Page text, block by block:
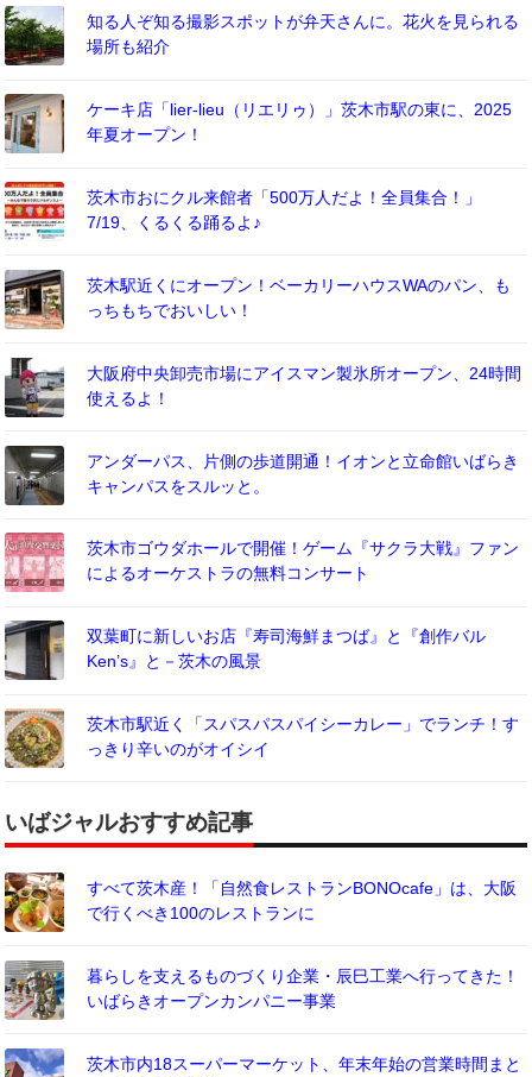
知る人ぞ知る撮影スポットが弁天さんに。花火を見られる
場所も紹介
ケーキ店「lier-lieu（リエリゥ）」茨木市駅の東に、2025
年夏オープン！
茨木市おにクル来館者「500万人だよ！全員集合！」
7/19、くるくる踊るよ♪
茨木駅近くにオープン！ベーカリーハウスWAのパン、も
っちもちでおいしい！
大阪府中央卸売市場にアイスマン製氷所オープン、24時間
使えるよ！
アンダーパス、片側の歩道開通！イオンと立命館いばらき
キャンパスをスルッと。
茨木市ゴウダホールで開催！ゲーム『サクラ大戦』ファン
によるオーケストラの無料コンサート
双葉町に新しいお店『寿司海鮮まつば』と『創作バル
Ken’s』と－茨木の風景
茨木市駅近く「スパスパスパイシーカレー」でランチ！す
っきり辛いのがオイシイ
いばジャルおすすめ記事
すべて茨木産！「自然食レストランBONOcafe」は、大阪
で行くべき100のレストランに
暮らしを支えるものづくり企業・辰巳工業へ行ってきた！
いばらきオープンカンパニー事業
茨木市内18スーパーマーケット、年末年始の営業時間まと